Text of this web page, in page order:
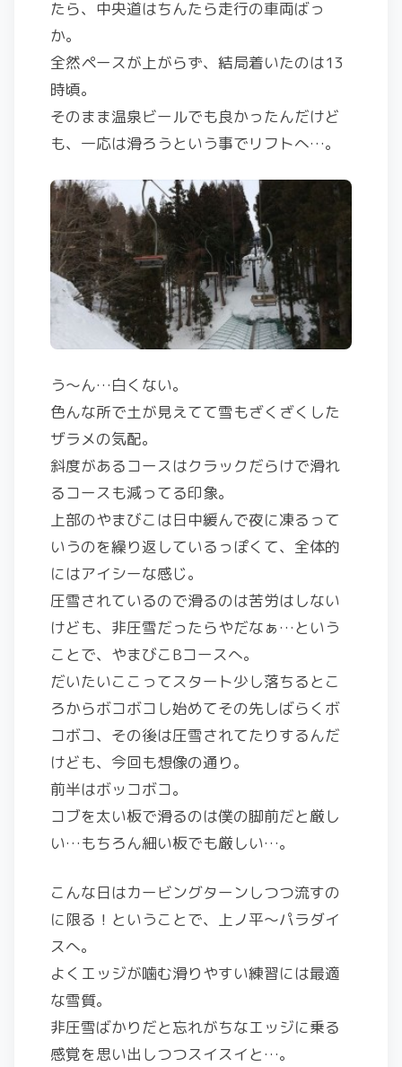
たら、中央道はちんたら走行の車両ばっ
か。
全然ペースが上がらず、結局着いたのは13
時頃。
そのまま温泉ビールでも良かったんだけど
も、一応は滑ろうという事でリフトへ…。
う～ん…白くない。
色んな所で土が見えてて雪もざくざくした
ザラメの気配。
斜度があるコースはクラックだらけで滑れ
るコースも減ってる印象。
上部のやまびこは日中緩んで夜に凍るって
いうのを繰り返しているっぽくて、全体的
にはアイシーな感じ。
圧雪されているので滑るのは苦労はしない
けども、非圧雪だったらやだなぁ…という
ことで、やまびこBコースへ。
だいたいここってスタート少し落ちるとこ
ろからボコボコし始めてその先しばらくボ
コボコ、その後は圧雪されてたりするんだ
けども、今回も想像の通り。
前半はボッコボコ。
コブを太い板で滑るのは僕の脚前だと厳し
い…もちろん細い板でも厳しい…。
こんな日はカービングターンしつつ流すの
に限る！ということで、上ノ平～パラダイ
スへ。
よくエッジが噛む滑りやすい練習には最適
な雪質。
非圧雪ばかりだと忘れがちなエッジに乗る
感覚を思い出しつつスイスイと…。